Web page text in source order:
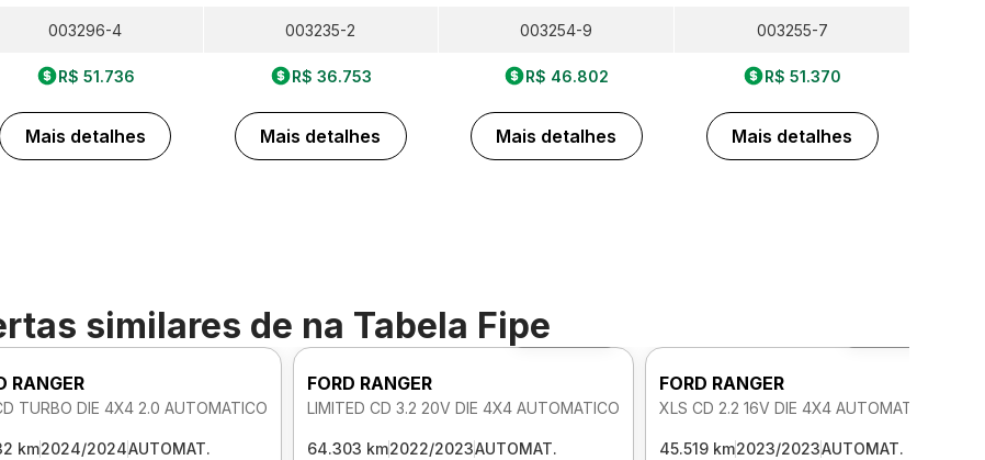
003296-4
R$ 51.736
Mais detalhes
003235-2
R$ 36.753
Mais detalhes
003254-9
R$ 46.802
Mais detalhes
003255-7
R$ 51.370
Mais detalhes
similares de na Tabela Fipe
RANGER
TURBO DIE 4X4 2.0 AUTOMATICO
km2024/2024AUTOMAT.
Foto 360º
FORD RANGER
LIMITED CD 3.2 20V DIE 4X4 AUTOMATICO
64.303 km2022/2023AUTOMAT.
FORD RANGER
XLS CD 2.2 16V DIE 4X4 AUTOMATICO
45.519 km2023/2023AUTOMAT.